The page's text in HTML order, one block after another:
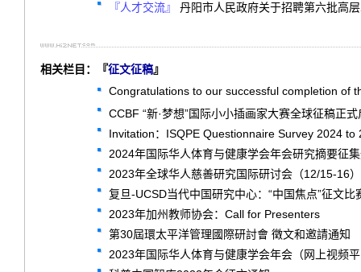
『人才交流』
丹阳市人民政府关于招聘第六批高
相关栏目：『征文征稿』
Congratulations to our successful completion of
CCBF “新·梦想”国际小小插画家大赛全球征稿正
Invitation：ISQPE Questionnaire Survey 2024 to
2024年国际华人体育与健康学会年会研究摘要征
2023年全球华人慈善研究国际研讨会（12/15-16）
复旦-UCSD当代中国研究中心：“中国焦点”征文比
2023年加州教师协会：Call for Presenters
第30屆環太平洋管理國際研討會 徵文和邀請通知
2023年国际华人体育与健康学会年会（网上视频